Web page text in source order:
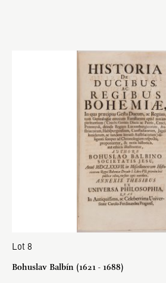
Lot 8
Bohuslav Balbín (1621 - 1688)